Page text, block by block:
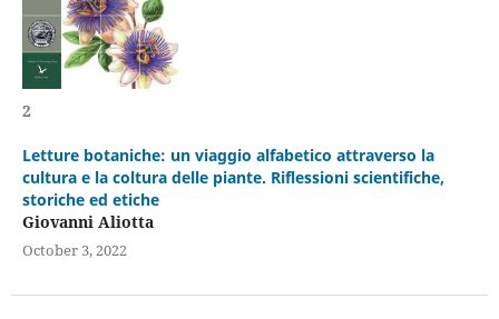
2
Letture botaniche: un viaggio alfabetico attraverso la
cultura e la coltura delle piante. Riflessioni scientifiche,
storiche ed etiche
Giovanni Aliotta
October 3, 2022